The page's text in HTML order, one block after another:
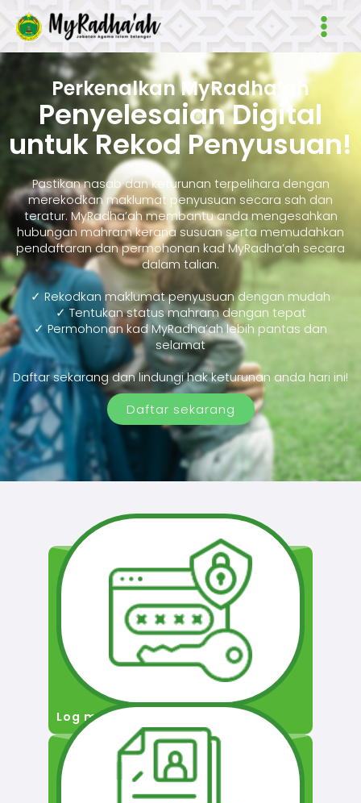
Main
Perkenalkan MyRadha’ah
Penyelesaian Digital
untuk Rekod Penyusuan!
Pastikan nasab dan keturunan terpelihara dengan
merekodkan maklumat penyusuan secara sah dan
teratur. MyRadha’ah membantu anda mengesahkan
hubungan mahram kerana susuan serta memudahkan
pendaftaran dan permohonan kad MyRadha’ah secara
dalam talian.
✓ Rekodkan maklumat penyusuan dengan mudah
✓ Tentukan status mahram dengan tepat
✓ Permohonan kad MyRadha’ah lebih pantas dan
selamat
Daftar sekarang dan lindungi hak keturunan anda hari ini!
Daftar sekarang
Log masuk